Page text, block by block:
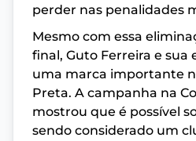
perder nas penalidades
Mesmo com essa
final, Guto Ferreira e sua
uma marca importante
Preta. A campanha na
mostrou que é possível
sendo considerado um